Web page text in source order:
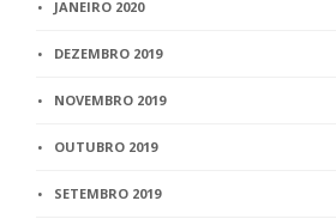
JANEIRO 2020
DEZEMBRO 2019
NOVEMBRO 2019
OUTUBRO 2019
SETEMBRO 2019